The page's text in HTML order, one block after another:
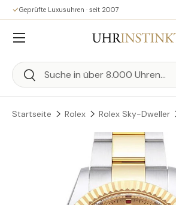
Direkt zum Inhalt
Geprüfte Luxusuhren · seit 2007
Suchen
Suchen
Menü
Startseite Rolex Rolex Sky-Dweller
Zu Produktinformationen